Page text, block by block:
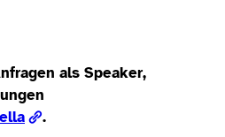
als Speaker,
.